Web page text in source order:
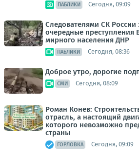
ПАБЛИКИ Сегодня, 09:09
Следователями СК
очередные
мирного населения ДНР
ПАБЛИКИ Сегодня, 08:36
Доброе утро, дорогие
СМИ Сегодня, 08:09
Роман Конев:
отрасль, а настоящий
которого невозможно
страны
ГОРЛОВКА Сегодня, 09:09